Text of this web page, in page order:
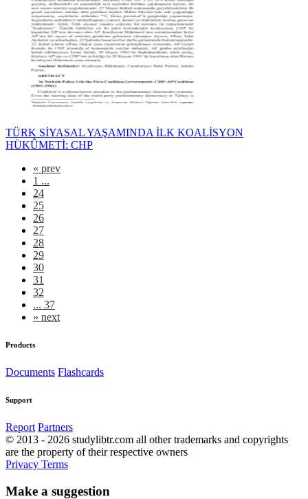
TÜRK SİYASAL YAŞAMINDA İLK KOALİSYON
HÜKÛMETİ: CHP
« prev
1 ...
24
25
26
27
28
29
30
31
32
... 37
» next
Products
Documents Flashcards
Support
Report Partners
© 2013 - 2026 studylibtr.com all other trademarks and copyrights
are the property of their respective owners
Privacy Terms
Make a suggestion